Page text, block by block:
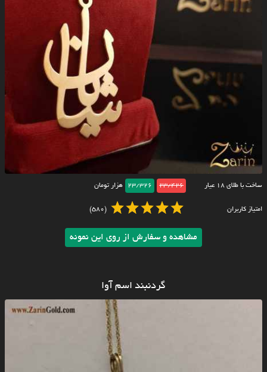
ساخت با طلای ۱۸ عیار 23/426
23/326 هزار تومان
امتیاز کاربران (580)
مشاهده و سفارش از روی این نمونه
گردنبند اسم آوا